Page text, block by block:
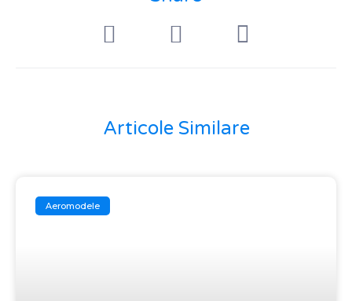
Articole Similare
Aeromodele